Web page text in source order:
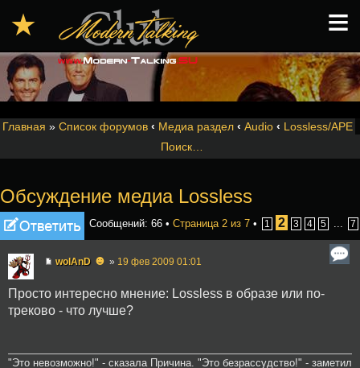
Главная » Список форумов ‹ Медиа раздел ‹ Audio ‹ Lossless/APE
Поиск…
Обсуждение медиа Lossless
Ответить Сообщений: 66 • Страница 2 из 7 • 1 2 3 4 5 7
wolAnD ☻ » 19 фев 2009 01:01
Просто интересно мнение: Lossless в образе или по-
треково - что лучше?
"Это невозможно!" - сказала Причина. "Это безрассудство!" - заметил
★ ≡